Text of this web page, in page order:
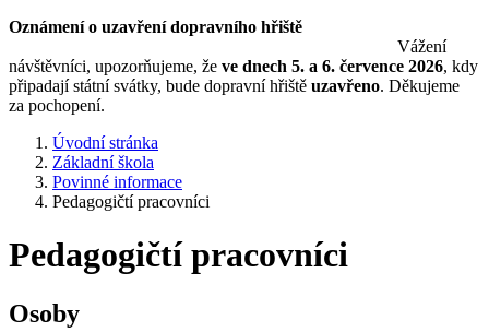
Oznámení o uzavření dopravního hřiště
Vážení
návštěvníci, upozorňujeme, že ve dnech 5. a 6. července 2026, kdy
připadají státní svátky, bude dopravní hřiště uzavřeno. Děkujeme
za pochopení.
Úvodní stránka
Základní škola
Povinné informace
Pedagogičtí pracovníci
Pedagogičtí pracovníci
Osoby